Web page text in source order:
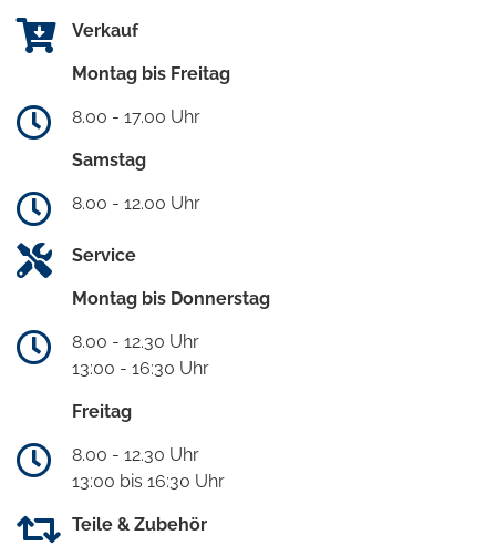
Verkauf
Montag bis Freitag
8.00 - 17.00 Uhr
Samstag
8.00 - 12.00 Uhr
Service
Montag bis Donnerstag
8.00 - 12.30 Uhr
13:00 - 16:30 Uhr
Freitag
8.00 - 12.30 Uhr
13:00 bis 16:30 Uhr
Teile & Zubehör